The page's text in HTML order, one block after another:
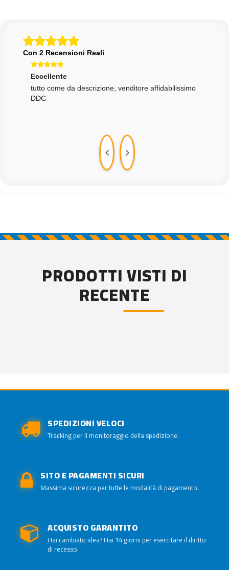
Con 2 Recensioni Reali
Eccellente
tutto come da descrizione, venditore affidabilissimo
DDC
PRODOTTI VISTI DI
RECENTE
SPEDIZIONI VELOCI
Tracking per il monitoraggio della spedizione.
SITO E PAGAMENTI SICURI
Massima sicurezza per tutte le modalità di pagamento.
ACQUISTO GARANTITO
Hai cambiato idea? Hai 14 giorni per esercitare il diritto
di recesso.